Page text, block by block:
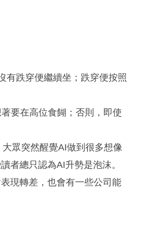
有跌穿便繼續坐；跌穿便按照
要在高位食餬；否則，即使
眾突然醒覺AI做到很多想像
者總只認為AI升勢是泡沫。
現轉差，也會有一些公司能